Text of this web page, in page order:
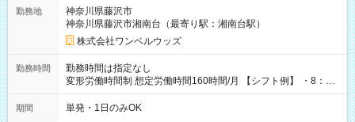
勤務地
神奈川県藤沢市
神奈川県藤沢市湘南台（最寄り駅：湘南台駅）
株式会社ワンベルウッズ
勤務時間
勤務時間は指定なし
変形労働時間制 想定労働時間160時間/月 【シフト例】 ・8：00
～21：00
期間 単発・1日のみOK